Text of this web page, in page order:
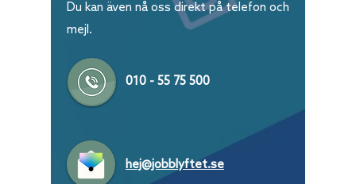
Du kan även nå oss direkt på telefon och
mejl.
010 - 55 75 500
hej@jobblyftet.se